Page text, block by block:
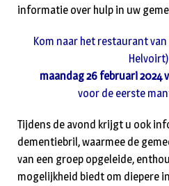
informatie over hulp in uw
Kom naar het restaurant
maandag 26 februari 2024
voor de eerste
Tijdens de avond krijgt u ook
dementiebril, waarmee de
van een groep opgeleide,
mogelijkheid biedt om diepere